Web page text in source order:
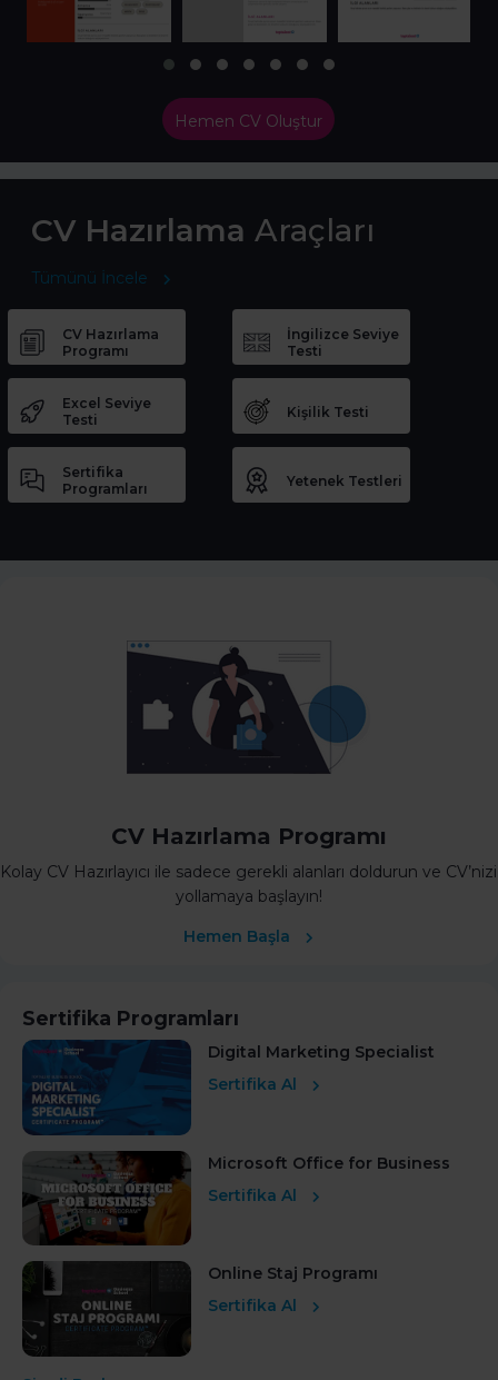
Hemen CV Oluştur
CV Hazırlama Araçları
Tümünü İncele
CV Hazırlama
Programı
İngilizce Seviye
Testi
Excel Seviye
Testi
Kişilik Testi
Sertifika
Programları
Yetenek Testleri
CV Hazırlama Programı
Kolay CV Hazırlayıcı ile sadece gerekli alanları doldurun ve CV’nizi
yollamaya başlayın!
Hemen Başla
Sertifika Programları
Digital Marketing Specialist
Sertifika Al
Microsoft Office for Business
Sertifika Al
Online Staj Programı
Sertifika Al